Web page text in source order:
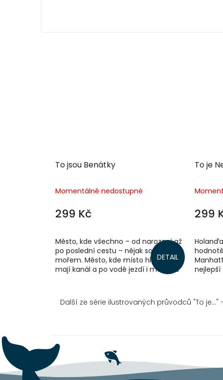
To jsou Benátky
Momentálně nedostupné
299 Kč
DETAIL
Město, kde všechno – od narození až
po poslední cestu – nějak souvisí s
mořem. Město, kde místo hlavní třídy
mají kanál a po vodě jezdí i metaři a
To je
299
nejlepší
Další ze série ilustrovaných průvodců "To je..."